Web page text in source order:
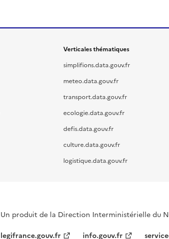
Verticales thématiques
simplifions.data.gouv.fr
meteo.data.gouv.fr
transport.data.gouv.fr
ecologie.data.gouv.fr
defis.data.gouv.fr
culture.data.gouv.fr
logistique.data.gouv.fr
Un produit de la Direction Interministérielle du
legifrance.gouv.fr
info.gouv.fr